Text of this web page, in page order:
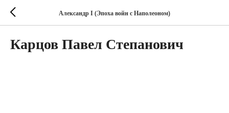
Александр I (Эпоха войн с Наполеоном)
Карцов Павел Степанович